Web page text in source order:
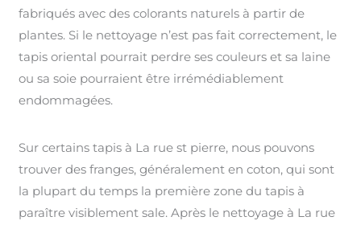
fabriqués avec des colorants naturels à partir de
plantes. Si le nettoyage n’est pas fait correctement, le
tapis oriental pourrait perdre ses couleurs et sa laine
ou sa soie pourraient être irrémédiablement
endommagées.
Sur certains tapis à La rue st pierre, nous pouvons
trouver des franges, généralement en coton, qui sont
la plupart du temps la première zone du tapis à
paraître visiblement sale. Après le nettoyage à La rue